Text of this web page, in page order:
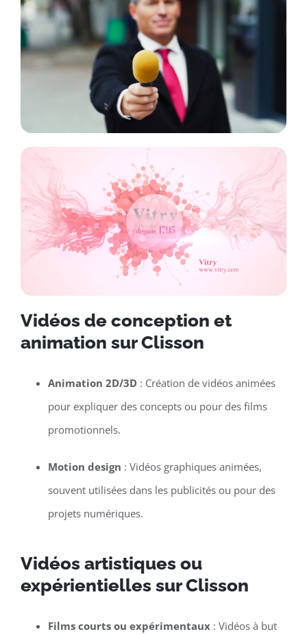
Vidéos de conception et
animation sur Clisson
Animation 2D/3D: Création de vidéos animées
pour expliquer des concepts ou pour des films
promotionnels.
Motion design : Vidéos graphiques animées,
souvent utilisées dans les publicités ou pour des
projets numériques.
Vidéos artistiques ou
expérientielles sur Clisson
Films courts ou expérimentaux: Vidéos à but